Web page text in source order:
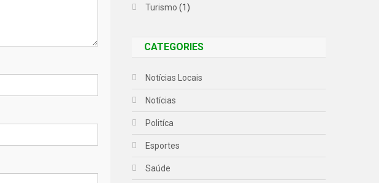
Turismo (1)
CATEGORIES
Notícias Locais
Notícias
Politíca
Esportes
Saúde